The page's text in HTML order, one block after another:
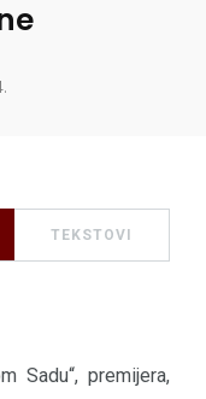
TEKSTOVI
Sadu“, premijera,